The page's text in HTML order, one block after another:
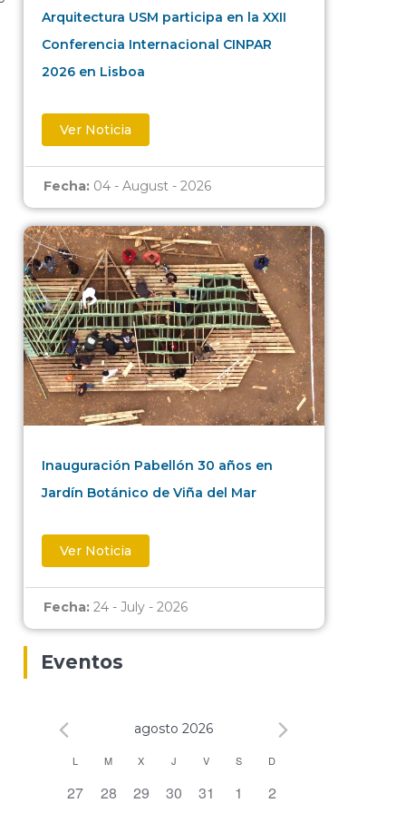
Arquitectura USM participa en la XXII
Conferencia Internacional CINPAR
2026 en Lisboa
Ver Noticia
Fecha: 04 - August - 2026
Inauguración Pabellón 30 años en
Jardín Botánico de Viña del Mar
Ver Noticia
Fecha: 24 - July - 2026
Eventos
agosto 2026
Calendario
de
L M X J V S D
0 eventos,
27 0 eventos,
28 0 eventos,
29 0 eventos,
30 0 eventos,
31 0 eventos,
1 0 eventos,
2